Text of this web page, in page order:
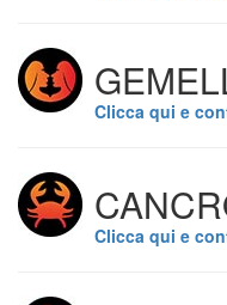
Clicca qui e
Clicca qui e